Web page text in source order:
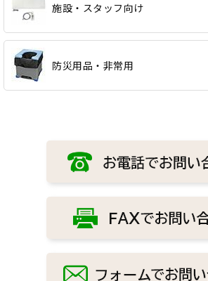
施設・スタッフ向け
防災用品・非常用